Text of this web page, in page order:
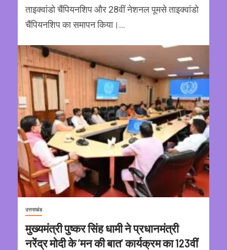
ताइक्वांडो चैंपियनशिप और 28वीं नेशनल पूमसे ताइक्वांडो
चैंपियनशिप का समापन किया।...
उत्तराखंड
मुख्यमंत्री पुष्कर सिंह धामी ने प्रधानमंत्री
नरेंद्र मोदी के ’मन की बात’ कार्यक्रम का 123वीं